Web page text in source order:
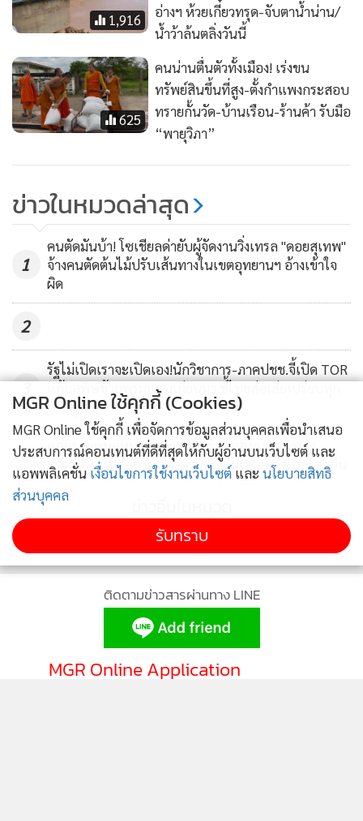
1,916
อ่างฯ ห้วยเกี๋ยวทรุด-จับตาน้ำน่าน/
น้ำว้าล้นตลิ่งวันนี้
625
คนน่านตื่นตัวทั้งเมือง! เร่งขน
ทรัพย์สินขึ้นที่สูง-ตั้งกำแพงกระสอบ
ทรายกั้นวัด-บ้านเรือน-ร้านค้า รับมือ
“พายุวิภา”
ข่าวในหมวดล่าสุด
1
คนตัดมันบ้า! โซเชียลด่ายับผู้จัดงานวิ่งเทรล "ดอยสุเทพ"
จ้างคนตัดต้นไม้ปรับเส้นทางในเขตอุทยานฯ อ้างเข้าใจ
ผิด
2
3
รัฐไม่เปิดเราจะเปิดเอง!นักวิชาการ-ภาคปชช.จี้เปิด TOR
แก้มลพิษข้ามพรมแดนเมียนมา ชี้ไทยส่อเสียเปรียบทุก
ประตู
4
แกะรอยพบคู่หูทรชนลาวปล้นร้านทองกลางห้างดัง
เชียงของ นั่งเรือข้ามโขง-ควบคัมรี่เผ่นต่อติดพรมแดนจีน
ติดตามข่าวสารผ่านทาง LINE
MGR Online Application
MGR Online ใช้คุกกี้ (Cookies)
MGR Online ใช้คุกกี้ เพื่อจัดการข้อมูลส่วนบุคคลเพื่อนำเสนอ
ประสบการณ์คอนเทนต์ที่ดีที่สุดให้กับผู้อ่านบนเว็บไซต์ และ
แอพพลิเคชั่น เงื่อนไขการใช้งานเว็บไซต์ และ นโยบายสิทธิ
ส่วนบุคคล
รับทราบ